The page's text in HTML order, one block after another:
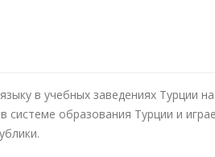
в учебных заведениях Турции
системе образования Турции и